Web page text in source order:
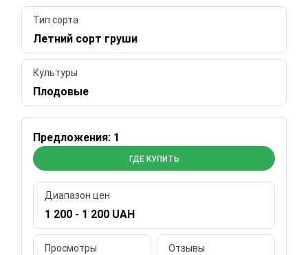
Тип сорта
Летний сорт груши
Культуры
Плодовые
Предложения: 1
ГДЕ КУПИТЬ
Диапазон цен
1 200 - 1 200 UAH
Просмотры Отзывы